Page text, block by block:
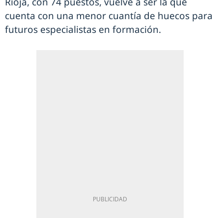
cuenta con una menor cuantía de huecos para
futuros especialistas en formación.